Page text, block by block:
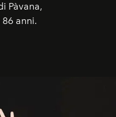
Pàvana,
anni.